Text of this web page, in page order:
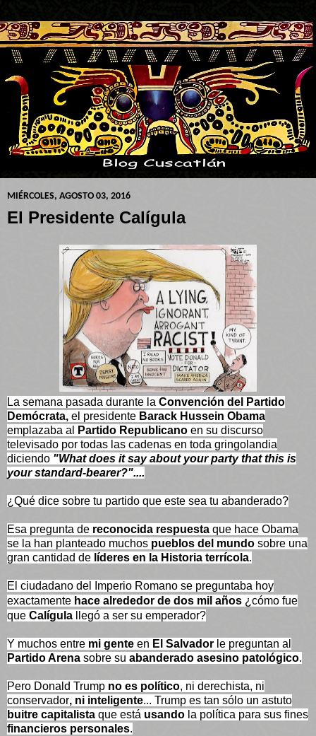
MIÉRCOLES, AGOSTO 03, 2016
El Presidente Calígula
La semana pasada durante la Convención del Partido
Demócrata, el presidente Barack Hussein Obama
emplazaba al
Partido Republicano en su discurso
televisado por todas las cadenas en toda gringolandia
diciendo "What does it say about your party that this is
your standard-bearer?"....
¿Qué dice sobre tu partido que este sea tu abanderado?
Esa pregunta de reconocida respuesta que hace Obama
se la han planteado muchos pueblos del mundo sobre una
gran cantidad de líderes en la Historia terrícola.
El ciudadano del Imperio Romano se preguntaba hoy
exactamente hace alrededor de dos mil años ¿ cómo fue
que Calígula llegó a ser su emperador?
Y muchos entre mi gente en El Salvador le preguntan al
Partido Arena sobre su abanderado asesino patológico.
Pero Donald Trump no es político, ni derechista, ni
conservador, ni inteligente... Trump es tan sólo un astuto
buitre capitalista que está usando la política para sus fines
financieros personales.